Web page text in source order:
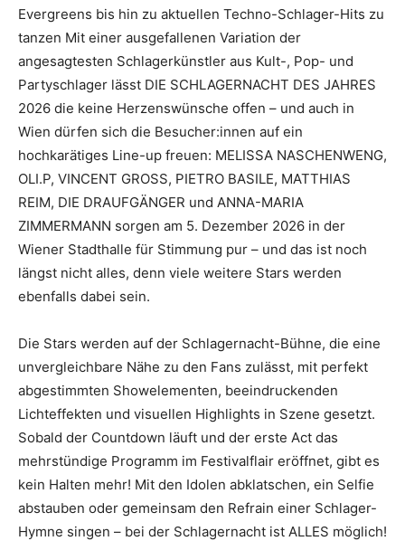
Evergreens bis hin zu aktuellen Techno-Schlager-Hits zu
tanzen Mit einer ausgefallenen Variation der
angesagtesten Schlagerkünstler aus Kult-, Pop- und
Partyschlager lässt DIE SCHLAGERNACHT DES JAHRES
2026 die keine Herzenswünsche offen – und auch in
Wien dürfen sich die Besucher:innen auf ein
hochkarätiges Line-up freuen: MELISSA NASCHENWENG,
OLI.P, VINCENT GROSS, PIETRO BASILE, MATTHIAS
REIM, DIE DRAUFGÄNGER und ANNA-MARIA
ZIMMERMANN sorgen am 5. Dezember 2026 in der
Wiener Stadthalle für Stimmung pur – und das ist noch
längst nicht alles, denn viele weitere Stars werden
ebenfalls dabei sein.
Die Stars werden auf der Schlagernacht-Bühne, die eine
unvergleichbare Nähe zu den Fans zulässt, mit perfekt
abgestimmten Showelementen, beeindruckenden
Lichteffekten und visuellen Highlights in Szene gesetzt.
Sobald der Countdown läuft und der erste Act das
mehrstündige Programm im Festivalflair eröffnet, gibt es
kein Halten mehr! Mit den Idolen abklatschen, ein Selfie
abstauben oder gemeinsam den Refrain einer Schlager-
Hymne singen – bei der Schlagernacht ist ALLES möglich!